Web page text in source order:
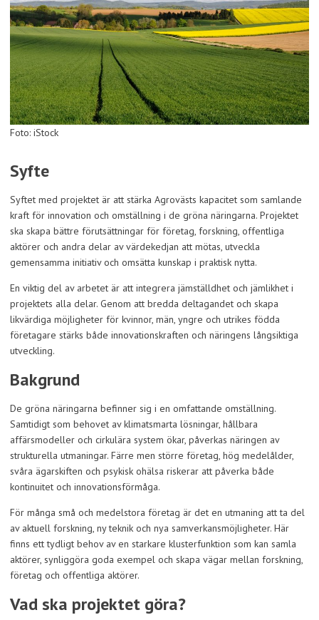
Foto: iStock
Syfte
Syftet med projektet är att stärka Agrovästs kapacitet som samlande
kraft för innovation och omställning i de gröna näringarna. Projektet
ska skapa bättre förutsättningar för företag, forskning, offentliga
aktörer och andra delar av värdekedjan att mötas, utveckla
gemensamma initiativ och omsätta kunskap i praktisk nytta.
En viktig del av arbetet är att integrera jämställdhet och jämlikhet i
projektets alla delar. Genom att bredda deltagandet och skapa
likvärdiga möjligheter för kvinnor, män, yngre och utrikes födda
företagare stärks både innovationskraften och näringens långsiktiga
utveckling.
Bakgrund
De gröna näringarna befinner sig i en omfattande omställning.
Samtidigt som behovet av klimatsmarta lösningar, hållbara
affärsmodeller och cirkulära system ökar, påverkas näringen av
strukturella utmaningar. Färre men större företag, hög medelålder,
svåra ägarskiften och psykisk ohälsa riskerar att påverka både
kontinuitet och innovationsförmåga.
För många små och medelstora företag är det en utmaning att ta del
av aktuell forskning, ny teknik och nya samverkansmöjligheter. Här
finns ett tydligt behov av en starkare klusterfunktion som kan samla
aktörer, synliggöra goda exempel och skapa vägar mellan forskning,
företag och offentliga aktörer.
Vad ska projektet göra?